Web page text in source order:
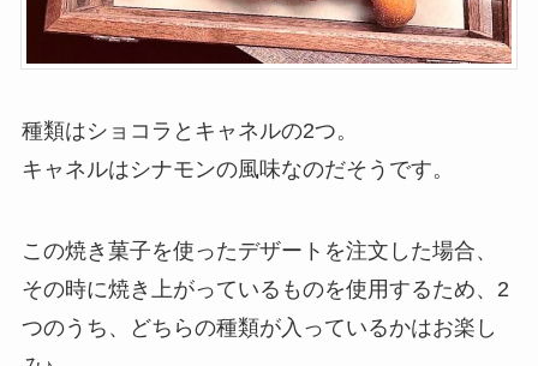
種類はショコラとキャネルの2つ。
キャネルはシナモンの風味なのだそうです。
この焼き菓子を使ったデザートを注文した場合、
その時に焼き上がっているものを使用するため、2
つのうち、どちらの種類が入っているかはお楽し